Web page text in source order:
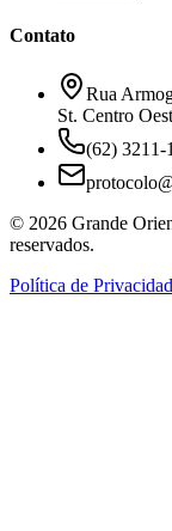
Contato
Rua
St. Centro
(62) 3211-
© 2026 Grande
reservados.
Política de